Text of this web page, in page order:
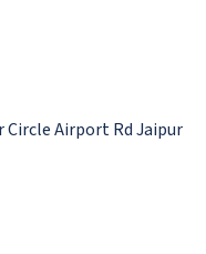
Circle Airport Rd Jaipur